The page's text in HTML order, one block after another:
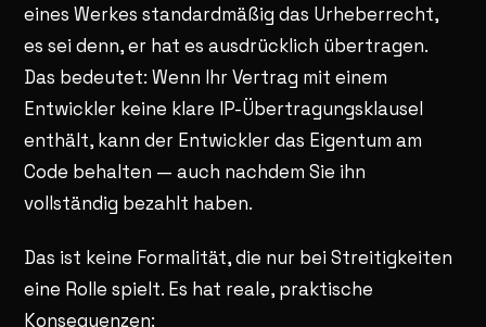
eines Werkes standardmäßig das Urheberrecht,
es sei denn, er hat es ausdrücklich übertragen.
Das bedeutet: Wenn Ihr Vertrag mit einem
Entwickler keine klare IP-Übertragungsklausel
enthält, kann der Entwickler das Eigentum am
Code behalten — auch nachdem Sie ihn
vollständig bezahlt haben.
Das ist keine Formalität, die nur bei Streitigkeiten
eine Rolle spielt. Es hat reale, praktische
Konsequenzen: